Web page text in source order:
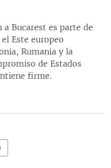
Bucarest es parte de
Este europeo
Rumania y la
de Estados
firme.